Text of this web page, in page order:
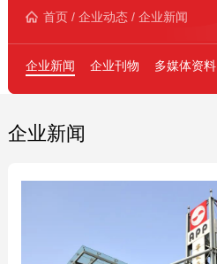
首页/ 企业动态/ 企业新闻
企业新闻 企业刊物 多媒体资料
企业新闻